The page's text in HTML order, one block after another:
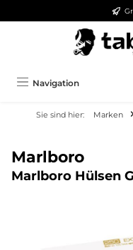
Navigation
Sie sind hier: Marken
Marlboro
Marlboro Hülsen